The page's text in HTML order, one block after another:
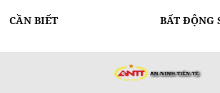
CẦN BIẾT BẤT ĐỘNG